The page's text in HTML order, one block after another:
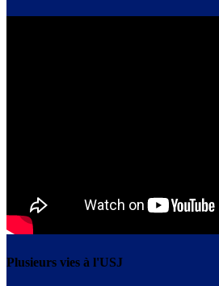
Plusieurs vies à l'USJ